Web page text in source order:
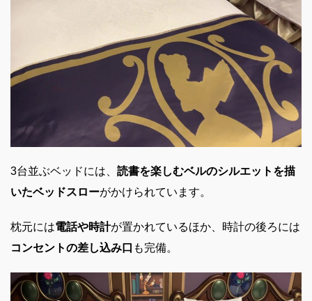
3台並ぶベッドには、 読書を楽しむベルのシルエットを描
いたベッドスローがかけられています。
枕元には電話や時計が置かれているほか、時計の後ろには
コンセントの差し込み口 も完備。